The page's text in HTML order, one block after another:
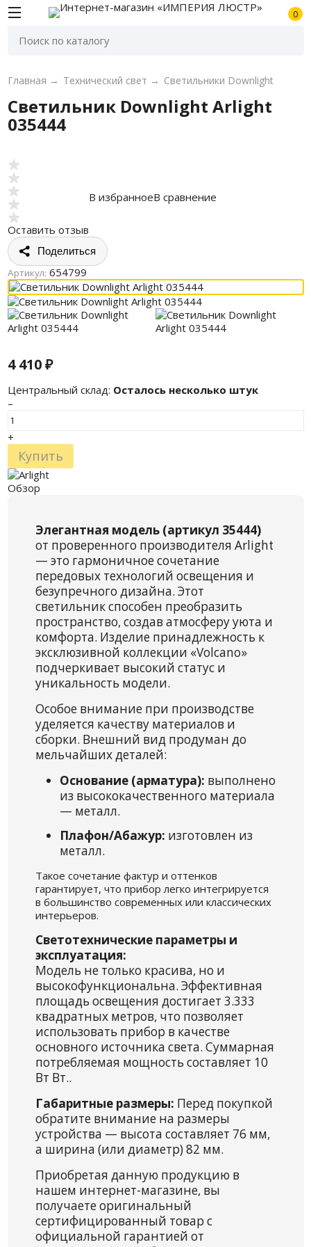
0
Главная → Технический свет → Светильники Downlight
Светильник Downlight Arlight
035444
Оставить отзыв
В избранноеВ сравнение
Поделиться
Артикул: 654799
4 410₽
Центральный склад: Осталось несколько штук
–
+
Купить
Обзор
Элегантная модель (артикул 35444)
от проверенного производителя Arlight
— это гармоничное сочетание
передовых технологий освещения и
безупречного дизайна. Этот
светильник способен преобразить
пространство, создав атмосферу уюта и
комфорта. Изделие принадлежность к
эксклюзивной коллекции «Volcano»
подчеркивает высокий статус и
уникальность модели.
Особое внимание при производстве
уделяется качеству материалов и
сборки. Внешний вид продуман до
мельчайших деталей:
Основание (арматура): выполнено
из высококачественного материала
— металл.
Плафон/Абажур: изготовлен из
металл.
Такое сочетание фактур и оттенков
гарантирует, что прибор легко интегрируется
в большинство современных или классических
интерьеров.
Светотехнические параметры и
эксплуатация:
Модель не только красива, но и
высокофункциональна. Эффективная
площадь освещения достигает 3.333
квадратных метров, что позволяет
использовать прибор в качестве
основного источника света. Суммарная
потребляемая мощность составляет 10
Вт Вт..
Габаритные размеры: Перед покупкой
обратите внимание на размеры
устройства — высота составляет 76 мм,
а ширина (или диаметр) 82 мм.
Приобретая данную продукцию в
нашем интернет-магазине, вы
получаете оригинальный
сертифицированный товар с
официальной гарантией от